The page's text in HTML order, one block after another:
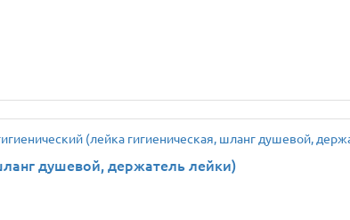
душевой, держатель лейки)